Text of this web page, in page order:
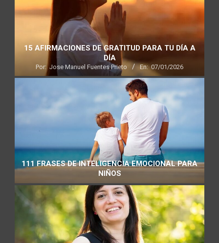
15 AFIRMACIONES DE GRATITUD PARA TU DÍA A
DÍA
Por: Jose Manuel Fuentes Prieto En: 07/01/2026
111 FRASES DE INTELIGENCIA EMOCIONAL PARA
NIÑOS